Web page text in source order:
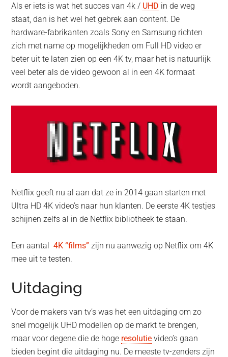
Als er iets is wat het succes van 4k / UHD in de weg
staat, dan is het wel het gebrek aan content. De
hardware-fabrikanten zoals Sony en Samsung richten
zich met name op mogelijkheden om Full HD video er
beter uit te laten zien op een 4K tv, maar het is natuurlijk
veel beter als de video gewoon al in een 4K formaat
wordt aangeboden.
Netflix geeft nu al aan dat ze in 2014 gaan starten met
Ultra HD 4K video’s naar hun klanten. De eerste 4K testjes
schijnen zelfs al in de Netflix bibliotheek te staan.
Een aantal4K “films” zijn nu aanwezig op Netflix om 4K
mee uit te testen.
Uitdaging
Voor de makers van tv’s was het een uitdaging om zo
snel mogelijk UHD modellen op de markt te brengen,
maar voor degene die de hoge resolutie video’s gaan
bieden begint die uitdaging nu. De meeste tv-zenders zijn